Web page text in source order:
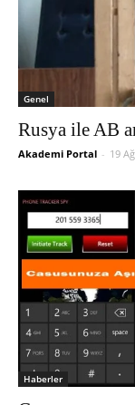
Genel
Rusya ile AB
Akademi Portal - 19
Haberler